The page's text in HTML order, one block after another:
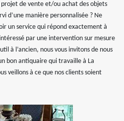
projet de vente et/ou achat des objets
d’une manière personnalisée ? Ne
un service qui répond exactement à
par une intervention sur mesure
à l’ancien, nous vous invitons de nous
bon antiquaire qui travaille à La
veillons à ce que nos clients soient